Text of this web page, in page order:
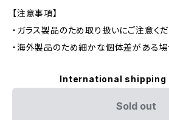
【注意事項】
・ガラス製品のため取り扱いにご注意く
・海外製品のため細かな個体差がある
International shipping
Sold out